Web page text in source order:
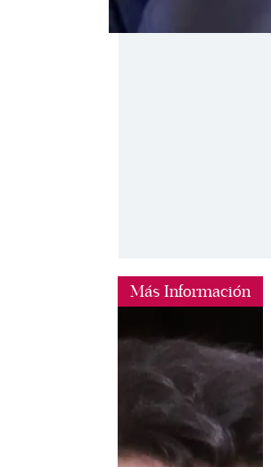
Más Información